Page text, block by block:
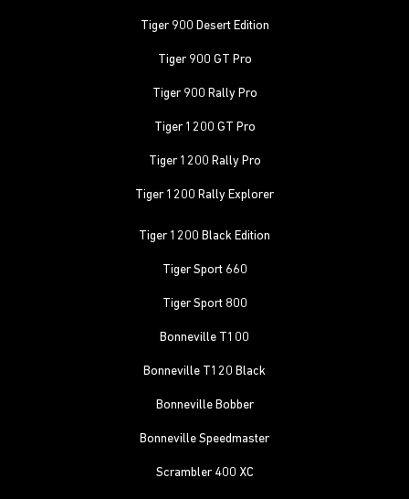
Tiger 900 Desert Edition
Tiger 900 GT Pro
Tiger 900 Rally Pro
Tiger 1200 GT Pro
Tiger 1200 Rally Pro
Tiger 1200 Rally Explorer
Tiger 1200 Black Edition
Tiger Sport 660
Tiger Sport 800
Bonneville T100
Bonneville T120 Black
Bonneville Bobber
Bonneville Speedmaster
Scrambler 400 XC